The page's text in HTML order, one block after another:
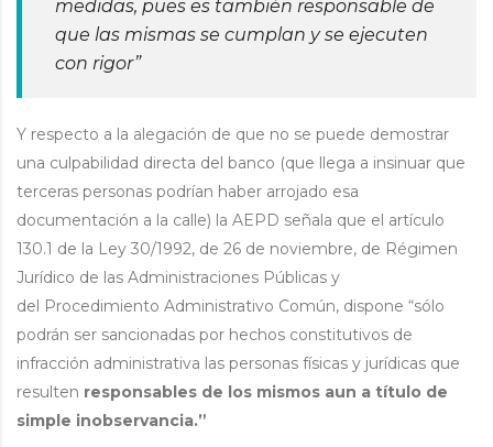
medidas, pues es también responsable de
que las mismas se cumplan y se ejecuten
con rigor”
Y respecto a la alegación de que no se puede demostrar
una culpabilidad directa del banco (que llega a insinuar que
terceras personas podrían haber arrojado esa
documentación a la calle) la AEPD señala que el artículo
130.1 de la Ley 30/1992, de 26 de noviembre, de Régimen
Jurídico de las Administraciones Públicas y
del Procedimiento Administrativo Común, dispone “sólo
podrán ser sancionadas por hechos constitutivos de
infracción administrativa las personas físicas y jurídicas que
resulten responsables de los mismos aun a título de
simple inobservancia.”